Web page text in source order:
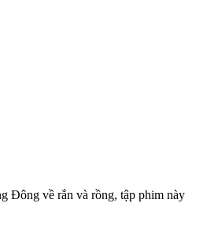
Đông về rắn và rồng, tập phim này